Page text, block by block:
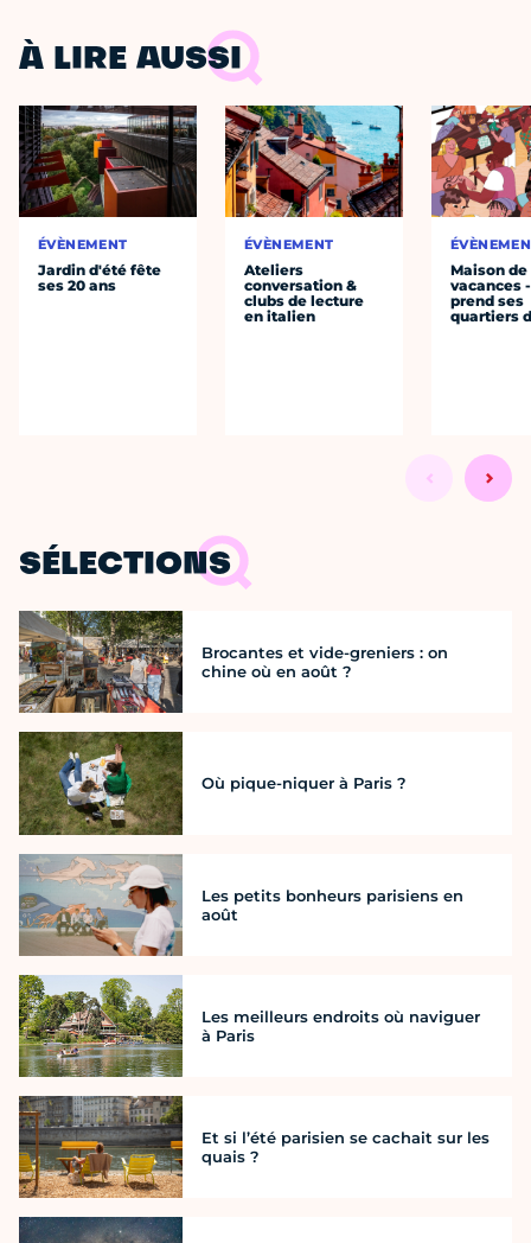
À LIRE AUSSI
ÉVÈNEMENT
Jardin d'été fête
ses 20 ans
ÉVÈNEMENT
Ateliers
conversation &
clubs de lecture
en italien
Maison de
vacances
prend ses
quartiers
SÉLECTIONS
Brocantes et vide-greniers : on
chine où en août ?
Où pique-niquer à Paris ?
Les petits bonheurs parisiens en
août
Les meilleurs endroits où naviguer
à Paris
Et si l’été parisien se cachait sur les
quais ?